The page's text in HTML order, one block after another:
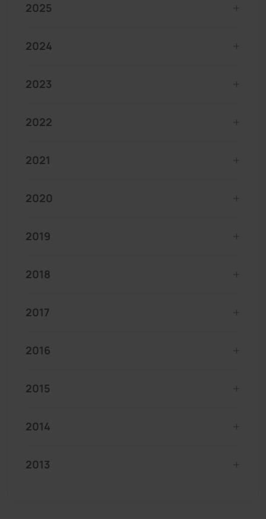
2025
2024
2023
2022
2021
2020
2019
2018
2017
2016
2015
2014
2013